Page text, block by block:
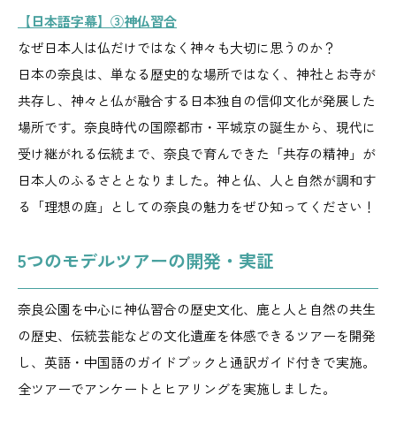
【日本語字幕】③神仏習合
なぜ日本人は仏だけではなく神々も大切に思うのか？
日本の奈良は、単なる歴史的な場所ではなく、神社とお寺が
共存し、神々と仏が融合する日本独自の信仰文化が発展した
場所です。奈良時代の国際都市・平城京の誕生から、現代に
受け継がれる伝統まで、奈良で育んできた「共存の精神」が
日本人のふるさととなりました。神と仏、人と自然が調和す
る「理想の庭」としての奈良の魅力をぜひ知ってください！
5つのモデルツアーの開発・実証
奈良公園を中心に神仏習合の歴史文化、鹿と人と自然の共生
の歴史、伝統芸能などの文化遺産を体感できるツアーを開発
し、英語・中国語のガイドブックと通訳ガイド付きで実施。
全ツアーでアンケートとヒアリングを実施しました。